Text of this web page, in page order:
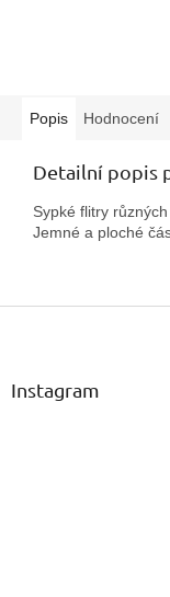
Popis Hodnocení
Detailní popis
Sypké flitry
Jemné a ploché
Z
Instagram